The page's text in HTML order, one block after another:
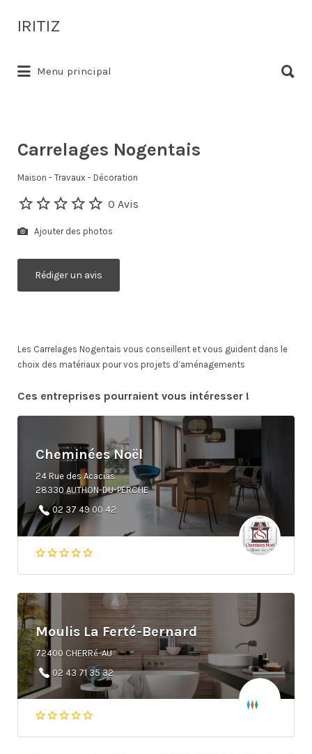
IRITIZ
Annuaire des professionnels à proximité
Menu principal
Carrelages Nogentais
Maison - Travaux - Décoration
0 Avis
Ajouter des photos
Rédiger un avis
Les Carrelages Nogentais vous conseillent et vous guident dans le
choix des matériaux pour vos projets d’aménagements
Ces entreprises pourraient vous intéresser !
Cheminées Noël
24 Rue des Acacias
28330 AUTHON-DU-PERCHE
02 37 49 00 42
Moulis La Ferté-Bernard
72400 CHERRé-AU
02 43 71 35 32